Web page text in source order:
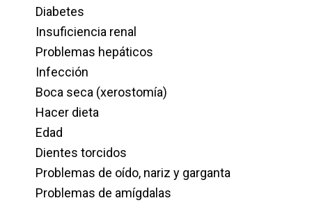
Diabetes
Insuficiencia renal
Problemas hepáticos
Infección
Boca seca (xerostomía)
Hacer dieta
Edad
Dientes torcidos
Problemas de oído, nariz y garganta
Problemas de amígdalas